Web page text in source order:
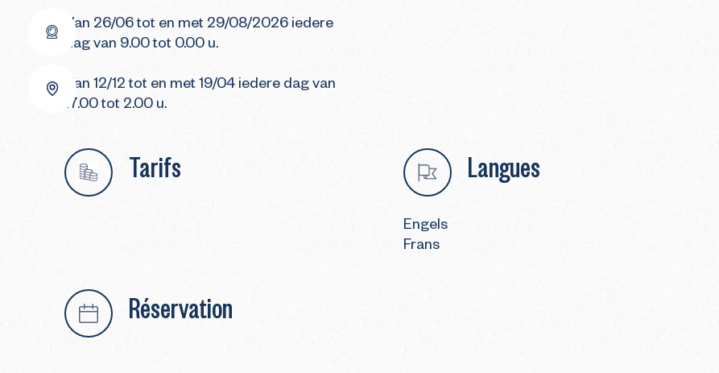
Van 26/06 tot en met 29/08/2026 iedere
dag van 9.00 tot 0.00 u.
Van 12/12 tot en met 19/04 iedere dag van
17.00 tot 2.00 u.
Tarifs Langues
Engels
Frans
Réservation